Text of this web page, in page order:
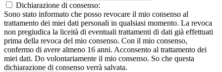
Dichiarazione di consenso:
Sono stato informato che posso revocare il mio consenso al
trattamento dei miei dati personali in qualsiasi momento. La revoca
non pregiudica la liceità di eventuali trattamenti di dati già effettuati
prima della revoca del mio consenso. Con il mio consenso,
confermo di avere almeno 16 anni. Acconsento al trattamento dei
miei dati. Do volontariamente il mio consenso. So che questa
dichiarazione di consenso verrà salvata.